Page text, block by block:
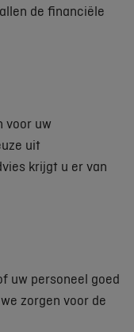
de financiële
voor uw
uit
krijgt u er van
uw personeel goed
zorgen voor de